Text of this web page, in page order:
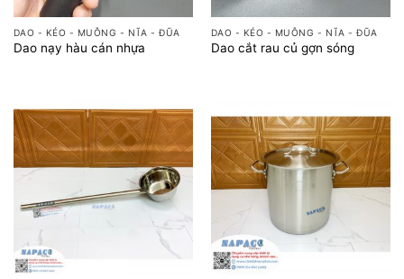
DAO - KÉO - MUỖNG - NĨA - ĐŨA
Dao nạy hàu cán nhựa
DAO - KÉO - MUỖNG - NĨA - ĐŨA
Dao cắt rau củ gợn sóng